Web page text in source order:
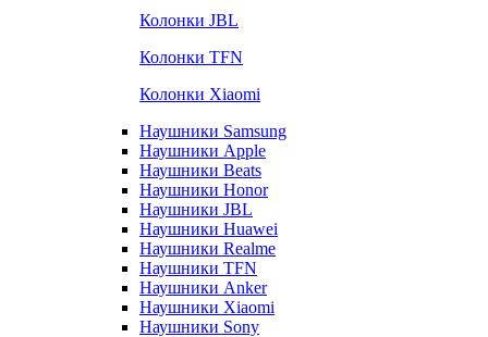
Колонки JBL
Колонки TFN
Колонки Xiaomi
Наушники Samsung
Наушники Apple
Наушники Beats
Наушники Honor
Наушники JBL
Наушники Huawei
Наушники Realme
Наушники TFN
Наушники Anker
Наушники Xiaomi
Наушники Sony